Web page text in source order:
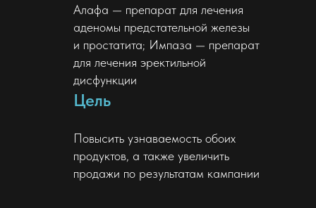
Алафа — препарат для лечения
аденомы предстательной железы
и простатита; Импаза — препарат
для лечения эректильной
дисфункции
Цель
Повысить узнаваемость обоих
продуктов, а также увеличить
продажи по результатам кампании